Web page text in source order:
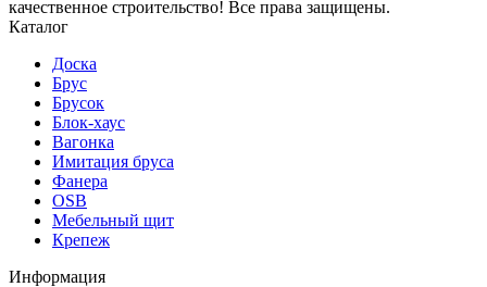
качественное строительство! Все права защищены.
Каталог
Доска
Брус
Брусок
Блок-хаус
Вагонка
Имитация бруса
Фанера
OSB
Мебельный щит
Крепеж
Информация